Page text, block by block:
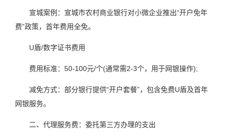
宣城案例：宣城市农村商业银行对小微企业推出“开户免年
费”政策，首年费用全免。
U盾/数字证书费用
费用标准：50-100元/个(通常需2-3个，用于网银操作);
减免方式：部分银行提供“开户套餐”，包含免费U盾及首年
网银服务。
二、代理服务费：委托第三方办理的支出